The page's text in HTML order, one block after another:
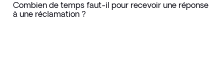
Combien de temps faut-il pour recevoir une réponse
à une réclamation ?